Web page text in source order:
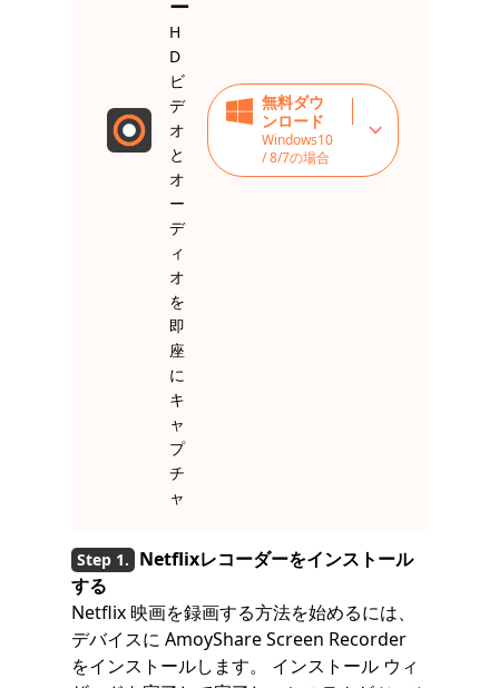
ー
H
D
ビ
デ
オ
と
オ
ー
デ
ィ
オ
を
即
座
に
キ
ャ
プ
チ
ャ
無料ダウ
ンロード
Windows10
/ 8/7の場合
Netflixレコーダーをインストール
する
Netflix 映画を録画する方法を始めるには、
デバイスに AmoyShare Screen Recorder
をインストールします。 インストール ウィ